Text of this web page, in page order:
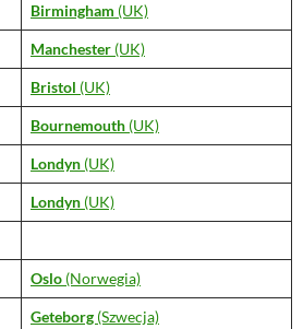
Birmingham (UK)
Manchester (UK)
Bristol (UK)
Bournemouth (UK)
Londyn (UK)
Londyn (UK)
Oslo (Norwegia)
Geteborg (Szwecja)